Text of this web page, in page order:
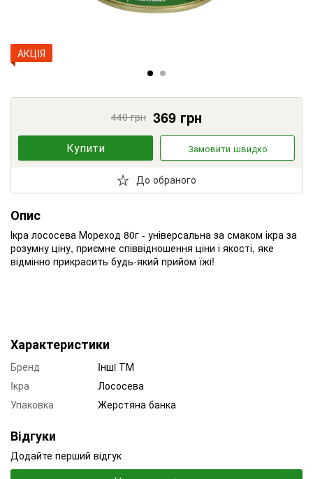
АКЦIЯ
440грн 369 грн
Купити Замовити швидко
До обраного
Опис
Ікра лососева Мореход 80г - універсальна за смаком ікра за
розумну ціну, приємне співвідношення ціни і якості, яке
відмінно прикрасить будь-який прийом їжі!
Характеристики
Бренд
Iншi ТМ
Iкра
Лососева
Упаковка
Жерстяна банка
Відгуки
Додайте перший відгук